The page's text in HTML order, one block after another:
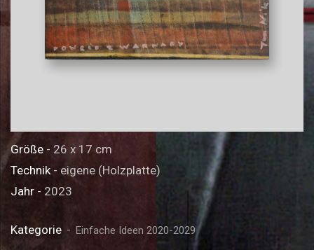
Größe - 26 x 17 cm
Technik- eigene (Holzplatte)
Jahr - 2023
Kategorie Einfache Ideen 2020-2029